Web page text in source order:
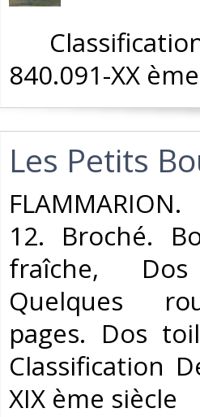
840.091-XX
‎Les Petits
12. Broché.
fraîche, Dos
Quelques
pages. Dos
Classification
XIX ème siècle‎